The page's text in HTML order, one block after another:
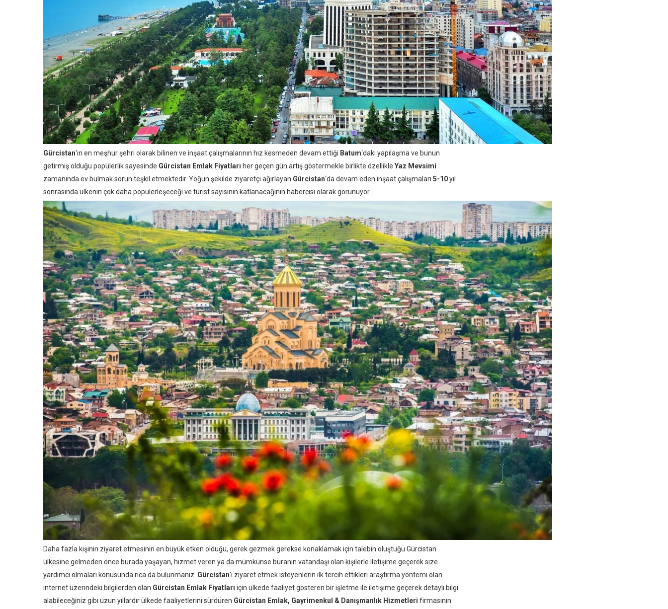
Gürcistan‘ın en meşhur şehri olarak bilinen ve inşaat çalışmalarının hız kesmeden devam ettiği Batum‘daki yapılaşma ve bunun
getirmiş olduğu popülerlik sayesinde Gürcistan Emlak Fiyatları her geçen gün artış göstermekle birlikte özellikle Yaz Mevsimi
zamanında ev bulmak sorun teşkil etmektedir. Yoğun şekilde ziyaretçi ağırlayan Gürcistan‘da devam eden inşaat çalışmaları 5-10yıl
sonrasında ülkenin çok daha popülerleşeceği ve turist sayısının katlanacağının habercisi olarak görünüyor.
Daha fazla kişinin ziyaret etmesinin en büyük etken olduğu, gerek gezmek gerekse konaklamak için talebin oluştuğu Gürcistan
ülkesine gelmeden önce burada yaşayan, hizmet veren ya da mümkünse buranın vatandaşı olan kişilerle iletişime geçerek size
yardımcı olmaları konusunda rica da bulunmanız. Gürcistan‘ı ziyaret etmek isteyenlerin ilk tercih ettikleri araştırma yöntemi olan
internet üzerindeki bilgilerden olan Gürcistan Emlak Fiyatları için ülkede faaliyet gösteren bir işletme ile iletişime geçerek detaylı bilgi
alabileceğiniz gibi uzun yıllardır ülkede faaliyetlerini sürdüren Gürcistan Emlak, Gayrimenkul & Danışmanlık Hizmetleri firmasının